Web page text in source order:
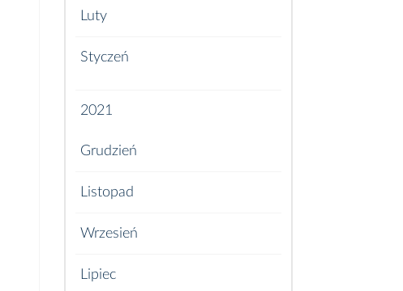
Luty
Styczeń
2021
Grudzień
Listopad
Wrzesień
Lipiec